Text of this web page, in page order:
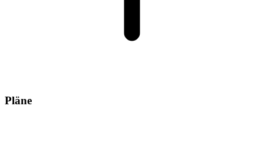
Pläne